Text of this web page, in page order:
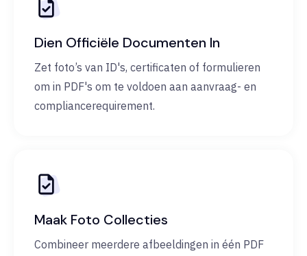
Dien Officiële Documenten In
Zet foto’s van ID's, certificaten of formulieren
om in PDF's om te voldoen aan aanvraag- en
compliancerequirement.
Maak Foto Collecties
Combineer meerdere afbeeldingen in één PDF